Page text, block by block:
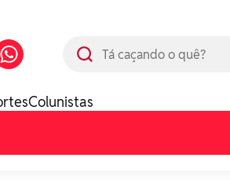
Colunistas